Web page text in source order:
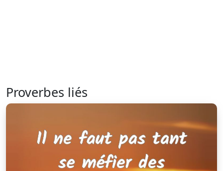
Proverbes liés